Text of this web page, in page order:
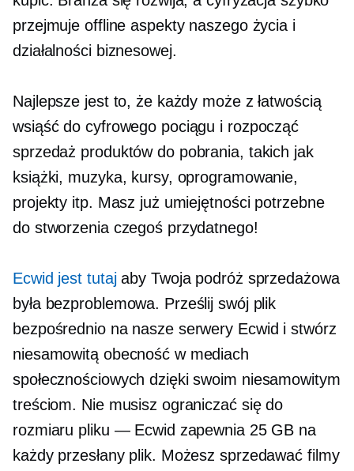
przejmuje offline aspekty naszego życia i
działalności biznesowej.
Najlepsze jest to, że każdy może z łatwością
wsiąść do cyfrowego pociągu i rozpocząć
sprzedaż produktów do pobrania, takich jak
książki, muzyka, kursy, oprogramowanie,
projekty itp. Masz już umiejętności potrzebne
do stworzenia czegoś przydatnego!
Ecwid jest tutajaby Twoja podróż sprzedażowa
była bezproblemowa. Prześlij swój plik
bezpośrednio na nasze serwery Ecwid i stwórz
niesamowitą obecność w mediach
społecznościowych dzięki swoim niesamowitym
treściom. Nie musisz ograniczać się do
rozmiaru pliku — Ecwid zapewnia 25 GB na
każdy przesłany plik. Możesz sprzedawać filmy